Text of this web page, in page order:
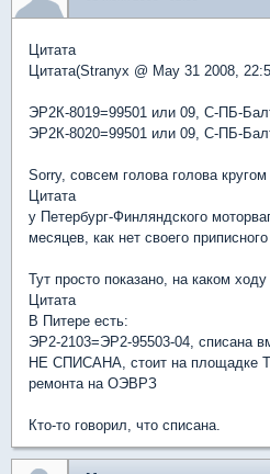
Цитата
Цитата(Stranyx @ May 31 2008,
ЭР2К-8019=99501 или 09, С-ПБ-
ЭР2К-8020=99501 или 09, С-ПБ-
Sorry, совсем голова голова кругом
Цитата
у Петербург-Финляндского
месяцев, как нет своего
Тут просто показано, на каком
Цитата
В Питере есть:
ЭР2-2103=ЭР2-95503-04, списана
НЕ СПИСАНА, стоит на площадке
ремонта на ОЭВРЗ
Кто-то говорил, что списана.